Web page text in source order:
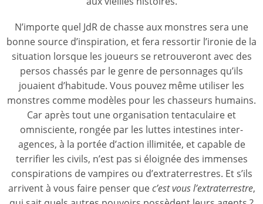
N’importe quel JdR de chasse aux monstres sera une
bonne source d’inspiration, et fera ressortir l’ironie de la
situation lorsque les joueurs se retrouveront avec des
persos chassés par le genre de personnages qu’ils
jouaient d’habitude. Vous pouvez même utiliser les
monstres comme modèles pour les chasseurs humains.
Car après tout une organisation tentaculaire et
omnisciente, rongée par les luttes intestines inter-
agences, à la portée d’action illimitée, et capable de
terrifier les civils, n’est pas si éloignée des immenses
conspirations de vampires ou d’extraterrestres. Et s’ils
arrivent à vous faire penser quec’est vous l’extraterrestre,